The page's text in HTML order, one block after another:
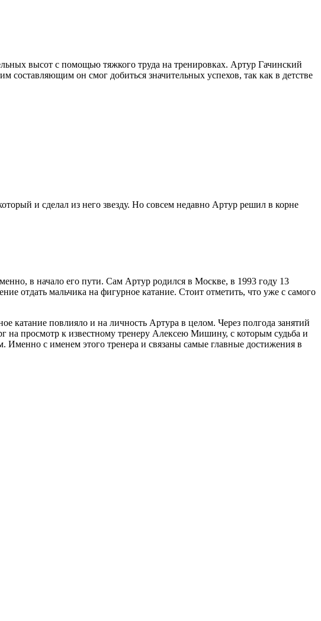
высот с помощью тяжкого труда на тренировках. Артур Гачинский
составляющим он смог добиться значительных успехов, так как в детстве
и сделал из него звезду. Но совсем недавно Артур решил в корне
в начало его пути. Сам Артур родился в Москве, в 1993 году 13
отдать мальчика на фигурное катание. Стоит отметить, что уже с самого
катание повлияло и на личность Артура в целом. Через полгода занятий
на просмотр к известному тренеру Алексею Мишину, с которым судьба и
Именно с именем этого тренера и связаны самые главные достижения в